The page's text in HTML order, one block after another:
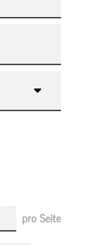
pro Seite